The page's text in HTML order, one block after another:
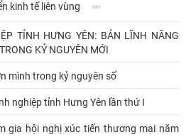
kinh tế liên vùng
TỈNH HƯNG YÊN: BẢN LĨNH NĂNG
KỶ NGUYÊN MỚI
mình trong kỷ nguyên số
nghiệp tỉnh Hưng Yên lần thứ I
gia hội nghị xúc tiến thương mại năm